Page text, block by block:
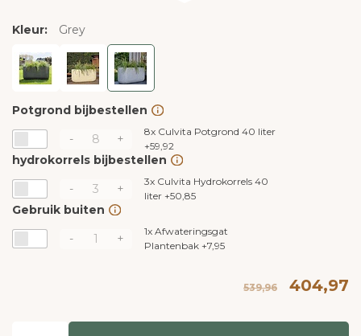
Kleur: Grey
Potgrond bijbestellen
-
+ 8x Culvita Potgrond 40 liter
+59,92
hydrokorrels bijbestellen
-
+ 3x Culvita Hydrokorrels 40
liter +50,85
Gebruik buiten
-
+ 1x Afwateringsgat
Plantenbak +7,95
539,96 404,97